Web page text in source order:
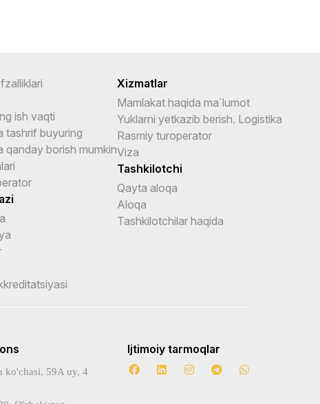
ish vaqti
tashrif buyuring
qanday borish mumkin
Xizmatlar
Mamlakat haqida ma`lumot
Yuklarni yetkazib berish. Logistika
Rasmiy turoperator
Viza
Tashkilotchi
Qayta aloqa
Aloqa
Tashkilotchilar haqida
ko'chasi, 59A uy, 4
Ijtimoiy tarmoqlar